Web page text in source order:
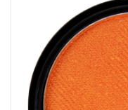
hebbedingen
kinderkamer
eten & drinken